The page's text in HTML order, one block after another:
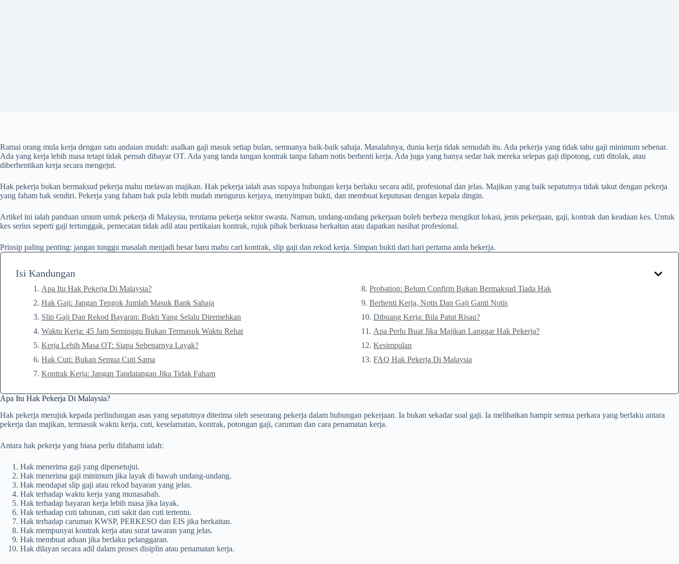
Ramai orang mula kerja dengan satu andaian mudah: asalkan gaji masuk setiap bulan, semuanya baik-baik sahaja. Masalahnya, dunia kerja tidak semudah itu. Ada pekerja yang tidak tahu gaji minimum sebenar.
Ada yang kerja lebih masa tetapi tidak pernah dibayar OT. Ada yang tanda tangan kontrak tanpa faham notis berhenti kerja. Ada juga yang hanya sedar hak mereka selepas gaji dipotong, cuti ditolak, atau
diberhentikan kerja secara mengejut.
Hak pekerja bukan bermaksud pekerja mahu melawan majikan. Hak pekerja ialah asas supaya hubungan kerja berlaku secara adil, profesional dan jelas. Majikan yang baik sepatutnya tidak takut dengan pekerja
yang faham hak sendiri. Pekerja yang faham hak pula lebih mudah mengurus kerjaya, menyimpan bukti, dan membuat keputusan dengan kepala dingin.
Artikel ini ialah panduan umum untuk pekerja di Malaysia, terutama pekerja sektor swasta. Namun, undang-undang pekerjaan boleh berbeza mengikut lokasi, jenis pekerjaan, gaji, kontrak dan keadaan kes. Untuk
kes serius seperti gaji tertunggak, pemecatan tidak adil atau pertikaian kontrak, rujuk pihak berkuasa berkaitan atau dapatkan nasihat profesional.
Prinsip paling penting: jangan tunggu masalah menjadi besar baru mahu cari kontrak, slip gaji dan rekod kerja. Simpan bukti dari hari pertama anda bekerja.
Isi Kandungan
Apa Itu Hak Pekerja Di Malaysia?
Hak Gaji: Jangan Tengok Jumlah Masuk Bank Sahaja
Slip Gaji Dan Rekod Bayaran: Bukti Yang Selalu Diremehkan
Waktu Kerja: 45 Jam Seminggu Bukan Termasuk Waktu Rehat
Kerja Lebih Masa OT: Siapa Sebenarnya Layak?
Hak Cuti: Bukan Semua Cuti Sama
Kontrak Kerja: Jangan Tandatangan Jika Tidak Faham
Probation: Belum Confirm Bukan Bermaksud Tiada Hak
Berhenti Kerja, Notis Dan Gaji Ganti Notis
Dibuang Kerja: Bila Patut Risau?
Apa Perlu Buat Jika Majikan Langgar Hak Pekerja?
Kesimpulan
FAQ Hak Pekerja Di Malaysia
Apa Itu Hak Pekerja Di Malaysia?
Hak pekerja merujuk kepada perlindungan asas yang sepatutnya diterima oleh seseorang pekerja dalam hubungan pekerjaan. Ia bukan sekadar soal gaji. Ia melibatkan hampir semua perkara yang berlaku antara
pekerja dan majikan, termasuk waktu kerja, cuti, keselamatan, kontrak, potongan gaji, caruman dan cara penamatan kerja.
Antara hak pekerja yang biasa perlu difahami ialah:
Hak menerima gaji yang dipersetujui.
Hak menerima gaji minimum jika layak di bawah undang-undang.
Hak mendapat slip gaji atau rekod bayaran yang jelas.
Hak terhadap waktu kerja yang munasabah.
Hak terhadap bayaran kerja lebih masa jika layak.
Hak terhadap cuti tahunan, cuti sakit dan cuti tertentu.
Hak terhadap caruman KWSP, PERKESO dan EIS jika berkaitan.
Hak mempunyai kontrak kerja atau surat tawaran yang jelas.
Hak membuat aduan jika berlaku pelanggaran.
Hak dilayan secara adil dalam proses disiplin atau penamatan kerja.